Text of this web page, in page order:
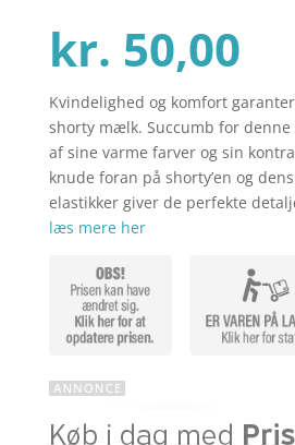
kr. 50,00
er:
Kvindelighed og komfort
shorty mælk. Succumb for
af sine varme farver og sin
knude foran på shorty’en og
elastikker giver de perfekte
læs mere her